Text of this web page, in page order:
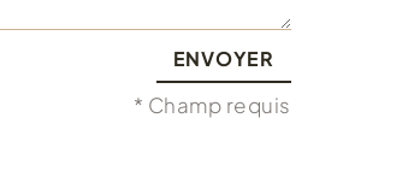
ENVOYER
* Champ requis